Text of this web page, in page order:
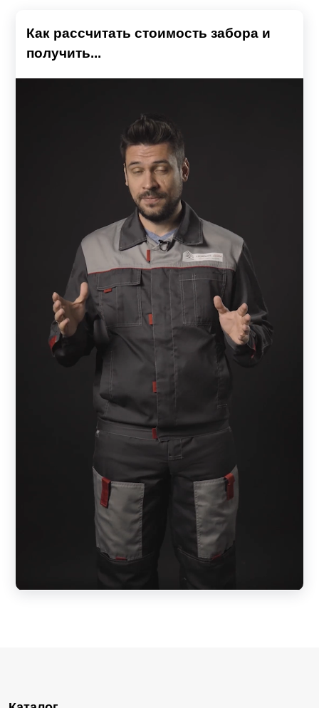
Как рассчитать стоимость забора и
получить...